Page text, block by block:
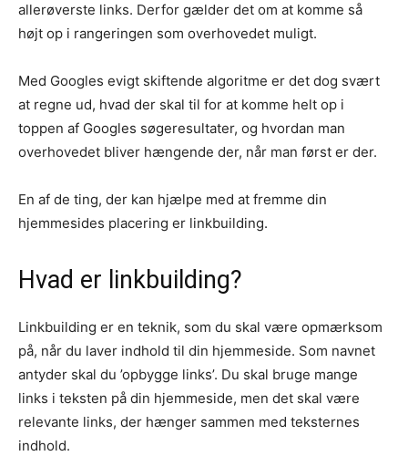
allerøverste links. Derfor gælder det om at komme så
højt op i rangeringen som overhovedet muligt.
Med Googles evigt skiftende algoritme er det dog svært
at regne ud, hvad der skal til for at komme helt op i
toppen af Googles søgeresultater, og hvordan man
overhovedet bliver hængende der, når man først er der.
En af de ting, der kan hjælpe med at fremme din
hjemmesides placering er linkbuilding.
Hvad er linkbuilding?
Linkbuilding er en teknik, som du skal være opmærksom
på, når du laver indhold til din hjemmeside. Som navnet
antyder skal du ’opbygge links’. Du skal bruge mange
links i teksten på din hjemmeside, men det skal være
relevante links, der hænger sammen med teksternes
indhold.